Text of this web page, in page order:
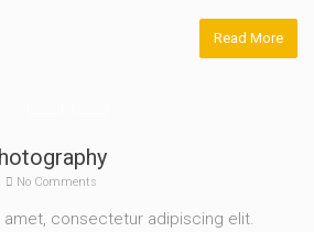
Read More
No Comments
consectetur adipiscing elit.